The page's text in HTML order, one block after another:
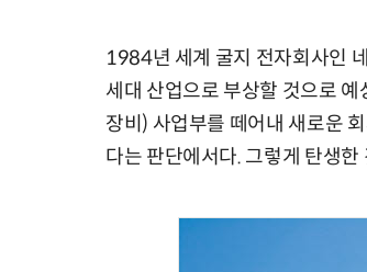
1984년 세계 굴지 전자회사인
세대 산업으로 부상할 것으로
장비) 사업부를 떼어내 새로운
다는 판단에서다. 그렇게 탄생한